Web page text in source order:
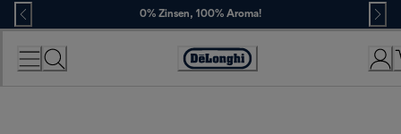
Skip
to
Content
0% Zinsen, 100% Aroma!
Erklärung